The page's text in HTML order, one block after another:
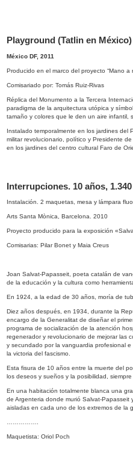
Playground (Tatlin en México)
México DF, 2011
Producido en el marco del proyecto “Mano
Comisariado por: Tomás Ruiz-Rivas
Réplica del Monumento a la Tercera
paradigma de la arquitectura utópica y
tamaño y colores que le den un aire infantil,
Instalado temporalmente en los jardines del
militar revolucionario, político y Presidente
en los jardines del centro cultural Faro de
Interrupciones. 10 años,
Instalación. 2 maquetas, mesa y lámpara
Arts Santa Mònica, Barcelona. 2010
Proyecto producido para la exposición
Comisarias: Pilar Bonet y Maia Creus
Joan Salvat-Papasseit, poeta catalán de
de la educación y la cultura como
En 1924, a la edad de 30 años, moría de
Diez años después, en 1934, durante la
encargo de la Generalitat de diseñar el
programa de socialización de la atención
regenerador y revolucionario de mejorar las
y secundado por la vanguardia profesional
la victoria del fascismo.
Esta fisura de 10 años entre la muerte del
los deseos y sueños y la posibilidad,
En una habitación totalmente blanca una
de Argenteria donde murió Salvat-
aisladas en cada uno de los extremos de la
…………….
Maquetista: Oriol Poch